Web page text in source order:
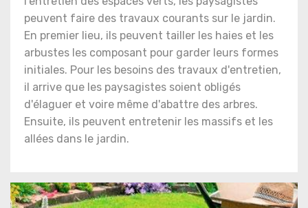
peuvent faire des travaux courants sur le jardin.
En premier lieu, ils peuvent tailler les haies et les
arbustes les composant pour garder leurs formes
initiales. Pour les besoins des travaux d'entretien,
il arrive que les paysagistes soient obligés
d'élaguer et voire même d'abattre des arbres.
Ensuite, ils peuvent entretenir les massifs et les
allées dans le jardin.